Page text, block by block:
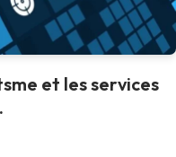
et les services